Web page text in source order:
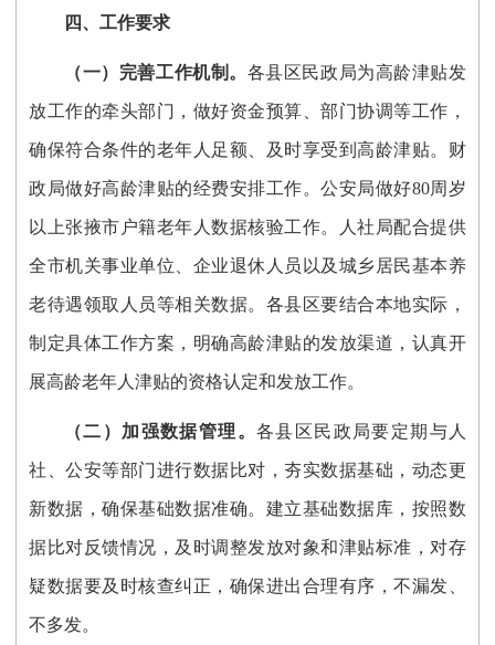
四、工作要求
（一） 完善工作机制。 各县区民政 局为高龄津贴发
放工作的牵头部门，做好资金预算、部门协调等工作，
确保符合条件的老年人足额、及时享受到高龄津贴。财
政 局做好高龄津贴的经费安排工作。公安局做好80周岁
以上张掖市户籍老年人数据核验工作。人社 局配合提供
全市机关事业单位 、企业退休人员以及城乡居民基本养
老待遇领取 人员等相关数据。 各县区要结合本地实际，
制定具体工作方案 ， 明确高龄津贴的发放渠道，认真开
展高龄老年人津贴的资格认定和发放工作。
（二 ） 加强数据管理。各县区 民政 局要定期与人
社、公安等部门进行数据比对，夯实数据基础，动态更
新数据，确保基础数据准确。建立基础数据库，按照数
据比对反馈情况，及时调整发放对象和津贴标准，对存
疑数据要及时核查纠正，确保进出合理有序，不漏发、
不多发。